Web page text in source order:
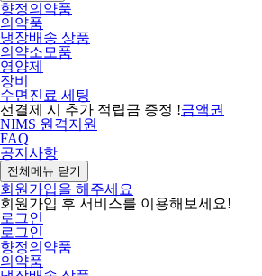
향정의약품
의약품
냉장배송 상품
의약소모품
영양제
장비
수면진료 세팅
선결제 시 추가 적립금 증정 !금액권
NIMS 원격지원
FAQ
공지사항
전체메뉴 닫기
회원가입을 해주세요
회원가입 후 서비스를 이용해보세요!
로그인
로그인
향정의약품
의약품